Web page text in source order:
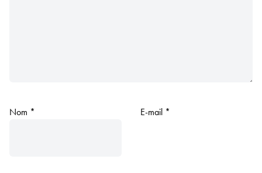
Nom * E-mail *